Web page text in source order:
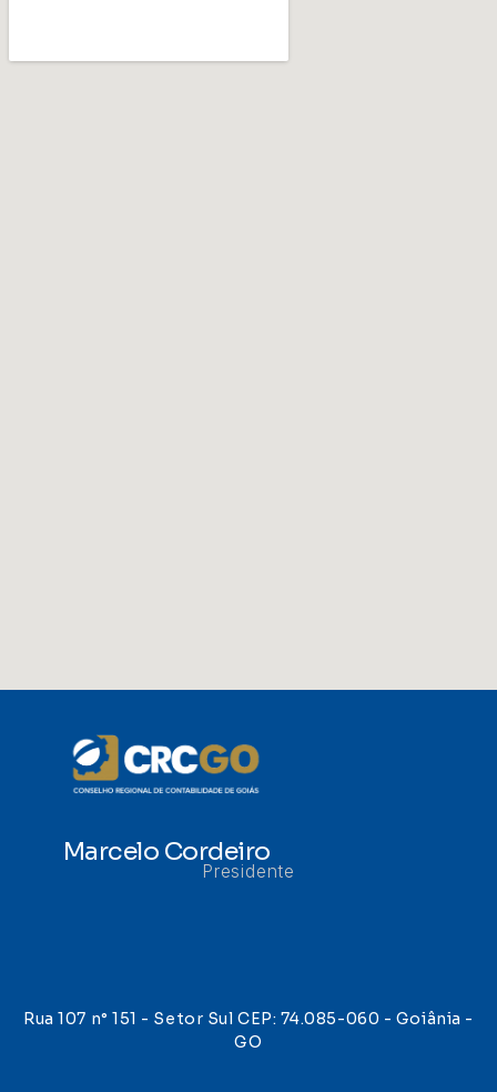
Marcelo Cordeiro
Presidente
Rua 107 n° 151 - Setor Sul CEP: 74.085-060 - Goiânia -
GO